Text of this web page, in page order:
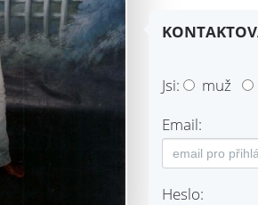
Jsi: muž
Email:
Heslo: